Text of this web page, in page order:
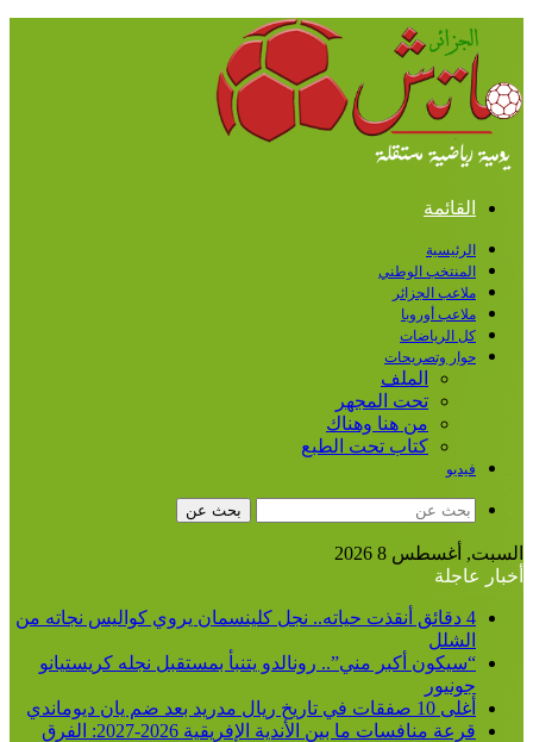
القائمة
الرئيسية
المنتخب الوطني
ملاعب الجزائر
ملاعب أوروبا
كل الرياضات
حوار وتصريحات
الملف
تحت المجهر
من هنا وهناك
كتاب تحت الطبع
فيديو
بحث عن
السبت, أغسطس 8 2026
أخبار عاجلة
4 دقائق أنقذت حياته.. نجل كلينسمان يروي كواليس نجاته من
الشلل
“سيكون أكبر مني”.. رونالدو يتنبأ بمستقبل نجله كريستيانو
جونيور
أغلى 10 صفقات في تاريخ ريال مدريد بعد ضم يان ديوماندي
قرعة منافسات ما بين الأندية الإفريقية 2026-2027: الفرق